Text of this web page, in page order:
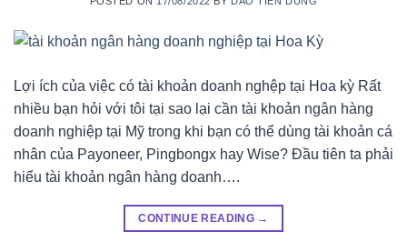
Lợi ích của việc có tài khoản doanh nghệp tại Hoa kỳ Rất
nhiều bạn hỏi với tôi tại sao lại cần tài khoản ngân hàng
doanh nghiệp tại Mỹ trong khi bạn có thể dùng tài khoản cá
nhân của Payoneer, Pingbongx hay Wise? Đầu tiên ta phải
hiểu tài khoản ngân hàng doanh….
CONTINUE READING →